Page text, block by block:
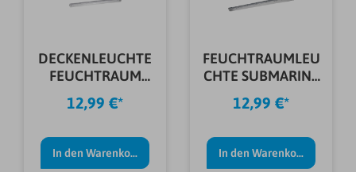
DECKENLEUCHTE
FEUCHTRAUM
ESSENTIAL 15W
12,99 €*
In den Warenkorb
FEUCHTRAUMLEU
CHTE SUBMARINE
16W
12,99 €*
In den Warenkorb